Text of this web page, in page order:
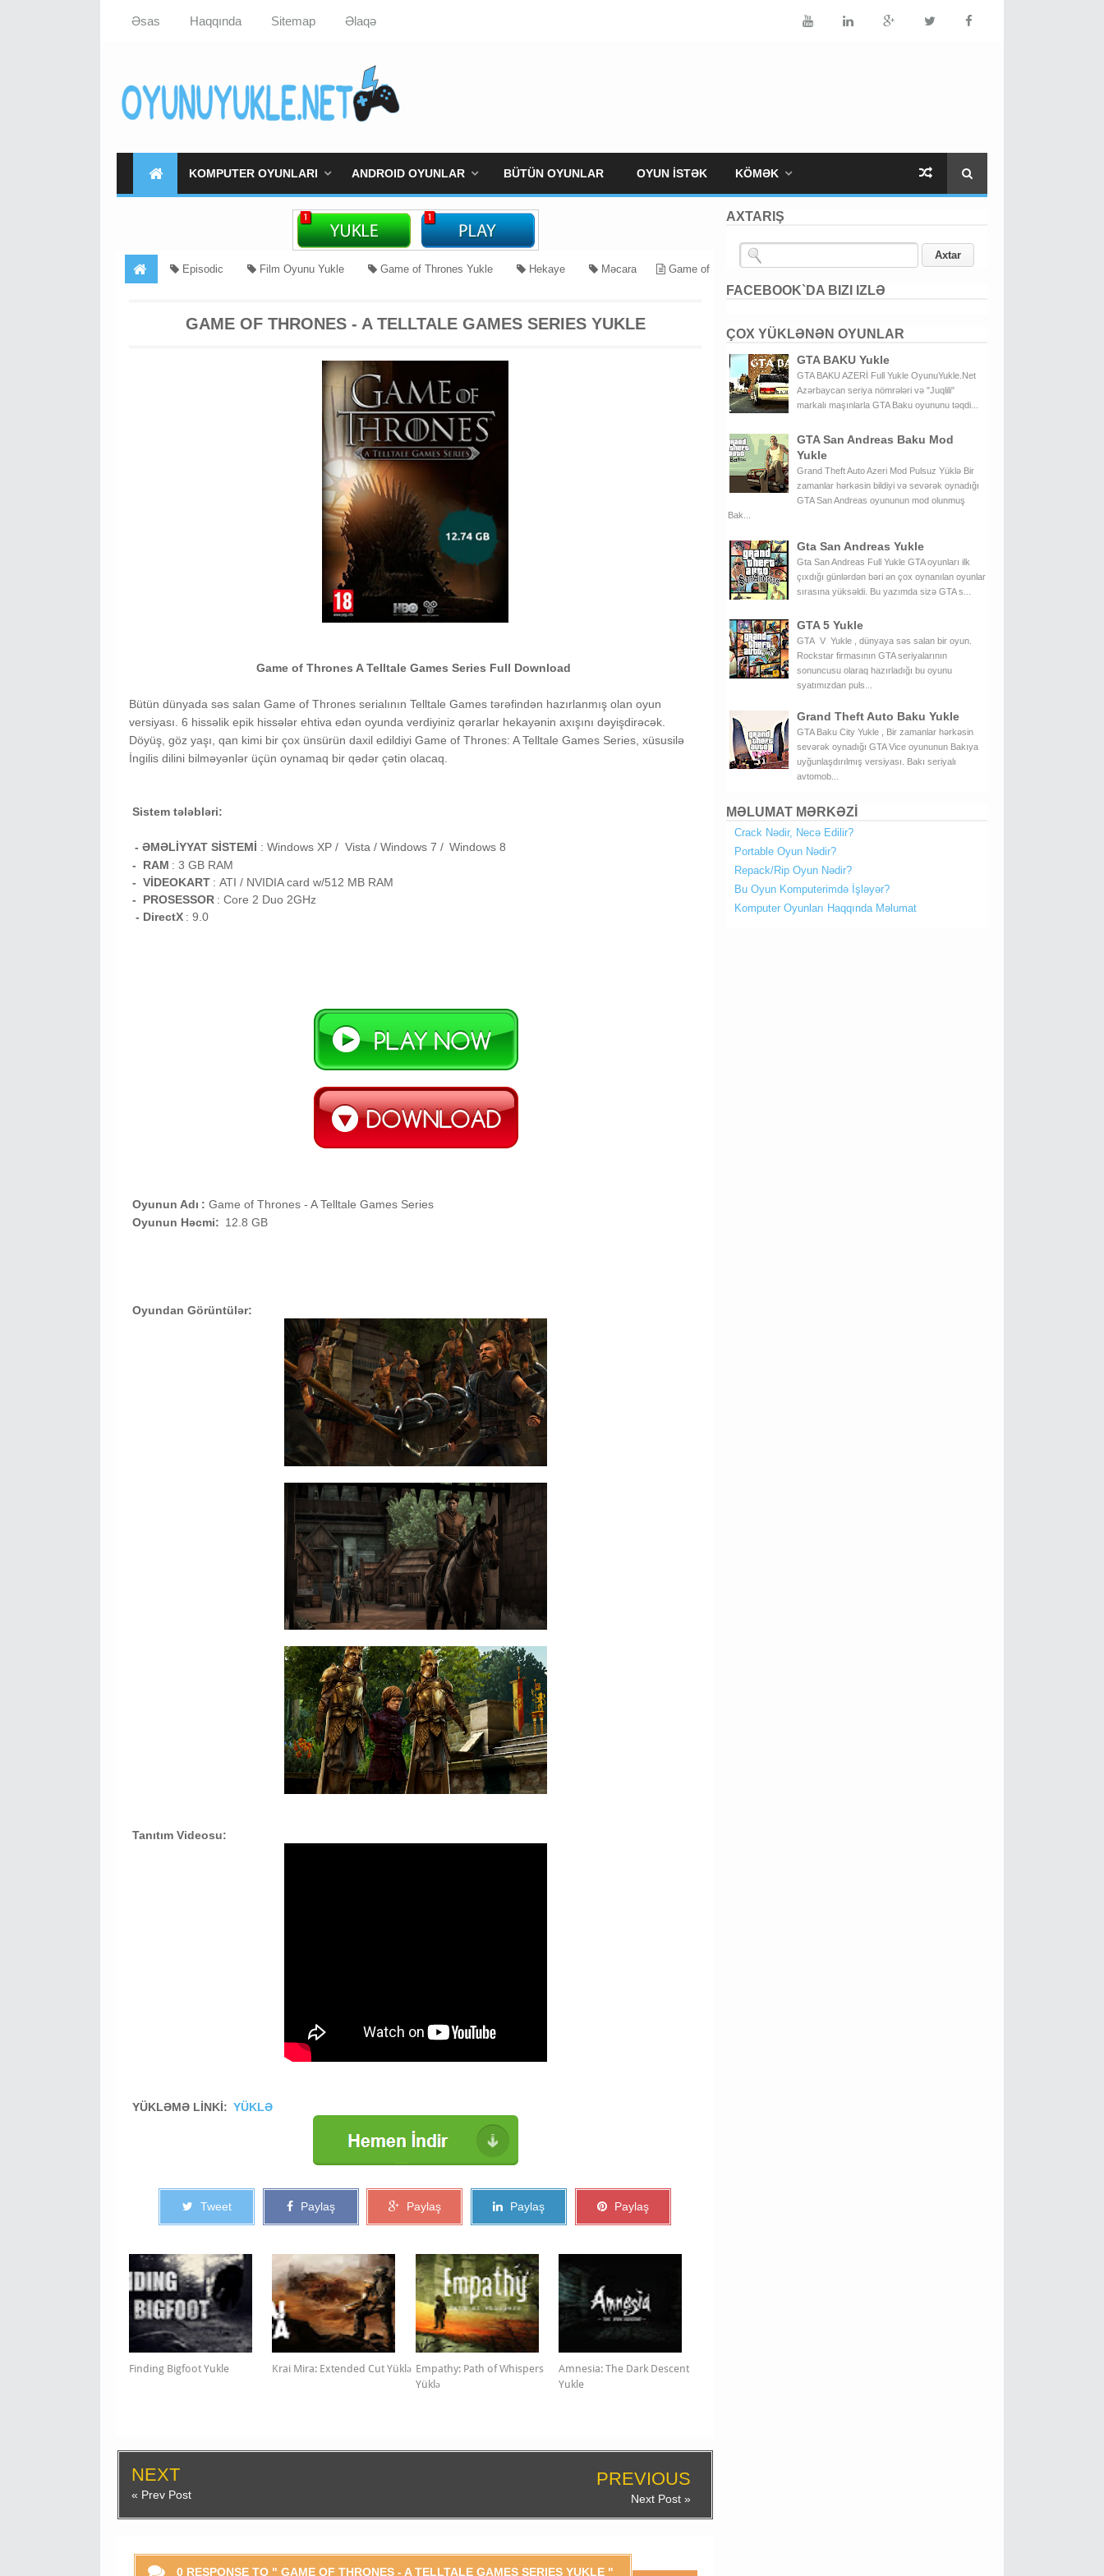
Əsas Haqqında Sitemap Əlaqə
KOMPUTER OYUNLARI ANDROID OYUNLAR BÜTÜN OYUNLAR OYUN İSTƏK KÖMƏK
Episodic Film Oyunu Yukle Game of Thrones Yukle Hekaye Məcara Game of
GAME OF THRONES - A TELLTALE GAMES SERIES YUKLE
Game of Thrones A Telltale Games Series Full Download
Bütün dünyada səs salan Game of Thrones serialının Telltale Games tərəfindən hazırlanmış olan oyun
versiyası. 6 hissəlik epik hissələr ehtiva edən oyunda verdiyiniz qərarlar hekayənin axışını dəyişdirəcək.
Döyüş, göz yaşı, qan kimi bir çox ünsürün daxil edildiyi Game of Thrones: A Telltale Games Series, xüsusilə
İngilis dilini bilməyənlər üçün oynamaq bir qədər çətin olacaq.
Sistem tələbləri:
- ƏMƏLİYYAT SİSTEMİ : Windows XP / Vista / Windows 7 / Windows 8
- RAM : 3 GB RAM
- VİDEOKART : ATI / NVIDIA card w/512 MB RAM
- PROSESSOR : Core 2 Duo 2GHz
- DirectX : 9.0
Oyunun Adı : Game of Thrones - A Telltale Games Series
Oyunun Həcmi: 12.8 GB
Oyundan Görüntülər:
Tanıtım Videosu:
YÜKLƏMƏ LİNKİ: YÜKLƏ
Tweet Paylaş Paylaş Paylaş Paylaş
Finding Bigfoot Yukle Krai Mira: Extended Cut Yüklə Empathy: Path of Whispers
Yüklə
Amnesia: The Dark Descent
Yukle
NEXT
« Prev Post
PREVIOUS
Next Post »
0 RESPONSE TO " GAME OF THRONES - A TELLTALE GAMES SERIES YUKLE "
AXTARIŞ
FACEBOOK`DA BIZI IZLƏ
ÇOX YÜKLƏNƏN OYUNLAR
GTA BAKU Yukle
GTA BAKU AZERİ Full Yukle OyunuYukle.Net
Azərbaycan seriya nömrələri və "Juqlili"
markalı maşınlarla GTA Baku oyununu təqdi...
GTA San Andreas Baku Mod
Yukle
Grand Theft Auto Azeri Mod Pulsuz Yüklə Bir
zamanlar hərkəsin bildiyi və sevərək oynadığı
GTA San Andreas oyununun mod olunmuş
Bak...
Gta San Andreas Yukle
Gta San Andreas Full Yukle GTA oyunları ilk
çıxdığı günlərdən bəri ən çox oynanılan oyunlar
sırasına yüksəldi. Bu yazımda sizə GTA s...
GTA 5 Yukle
GTA V Yukle , dünyaya səs salan bir oyun.
Rockstar firmasının GTA seriyalarının
sonuncusu olaraq hazırladığı bu oyunu
syatımızdan puls...
Grand Theft Auto Baku Yukle
GTA Baku City Yukle , Bir zamanlar hərkəsin
sevərək oynadığı GTA Vice oyununun Bakıya
uyğunlaşdırılmış versiyası. Bakı seriyalı
avtomob...
MƏLUMAT MƏRKƏZİ
Crack Nədir, Necə Edilir?
Portable Oyun Nədir?
Repack/Rip Oyun Nədir?
Bu Oyun Komputerimdə İşləyər?
Komputer Oyunları Haqqında Məlumat